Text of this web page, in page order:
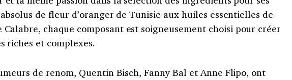
de fleur d’oranger de Tunisie aux huiles essentielles de
chaque composant est soigneusement choisi pour créer
riches et complexes.
de renom, Quentin Bisch, Fanny Bal et Anne Flipo, ont